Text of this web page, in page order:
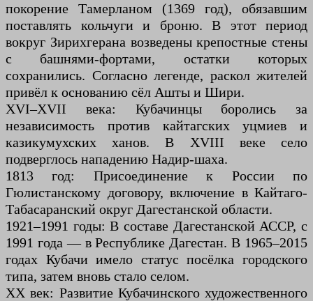
покорение Тамерланом (1369 год), обязавшим
поставлять кольчуги и броню. В этот период
вокруг Зирихгерана возведены крепостные стены
с башнями-фортами, остатки которых
сохранились. Согласно легенде, раскол жителей
привёл к основанию сёл Ашты и Шири.
XVI–XVII века: Кубачинцы боролись за
независимость против кайтагских уцмиев и
казикумухских ханов. В XVIII веке село
подверглось нападению Надир-шаха.
1813 год: Присоединение к России по
Гюлистанскому договору, включение в Кайтаго-
Табасаранский округ Дагестанской области.
1921–1991 годы: В составе Дагестанской АССР, с
1991 года — в Республике Дагестан. В 1965–2015
годах Кубачи имело статус посёлка городского
типа, затем вновь стало селом.
XX век: Развитие Кубачинского художественного